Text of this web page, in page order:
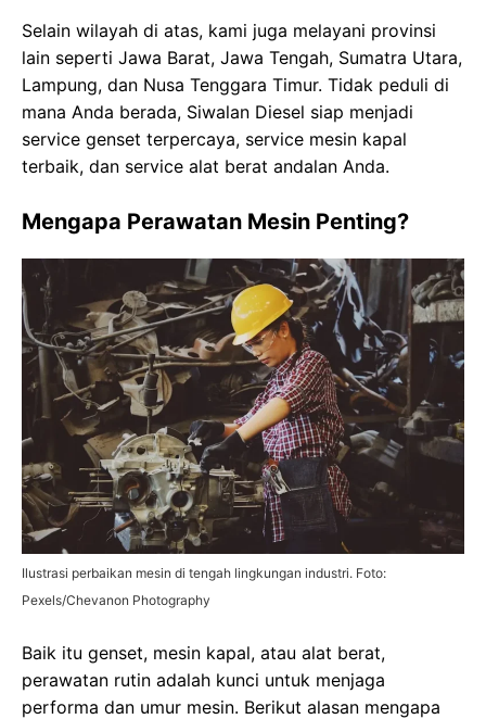
Selain wilayah di atas, kami juga melayani provinsi
lain seperti Jawa Barat, Jawa Tengah, Sumatra Utara,
Lampung, dan Nusa Tenggara Timur. Tidak peduli di
mana Anda berada, Siwalan Diesel siap menjadi
service genset terpercaya, service mesin kapal
terbaik, dan service alat berat andalan Anda.
Mengapa Perawatan Mesin Penting?
Ilustrasi perbaikan mesin di tengah lingkungan industri. Foto:
Pexels/Chevanon Photography
Baik itu genset, mesin kapal, atau alat berat,
perawatan rutin adalah kunci untuk menjaga
performa dan umur mesin. Berikut alasan mengapa